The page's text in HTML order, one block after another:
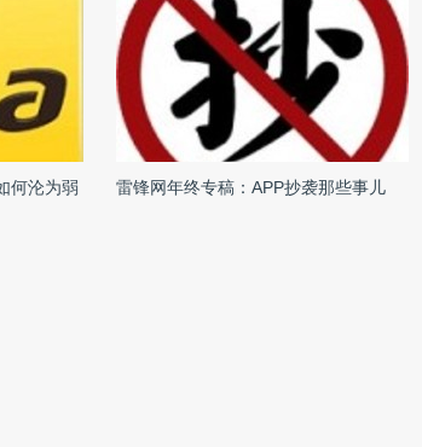
何沦为弱
雷锋网年终专稿：APP抄袭那些事儿